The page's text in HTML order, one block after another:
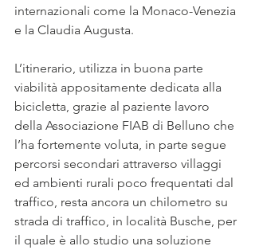
internazionali come la Monaco-Venezia
e la Claudia Augusta.
L’itinerario, utilizza in buona parte
viabilità appositamente dedicata alla
bicicletta, grazie al paziente lavoro
della Associazione FIAB di Belluno che
l’ha fortemente voluta, in parte segue
percorsi secondari attraverso villaggi
ed ambienti rurali poco frequentati dal
traffico, resta ancora un chilometro su
strada di traffico, in località Busche, per
il quale è allo studio una soluzione